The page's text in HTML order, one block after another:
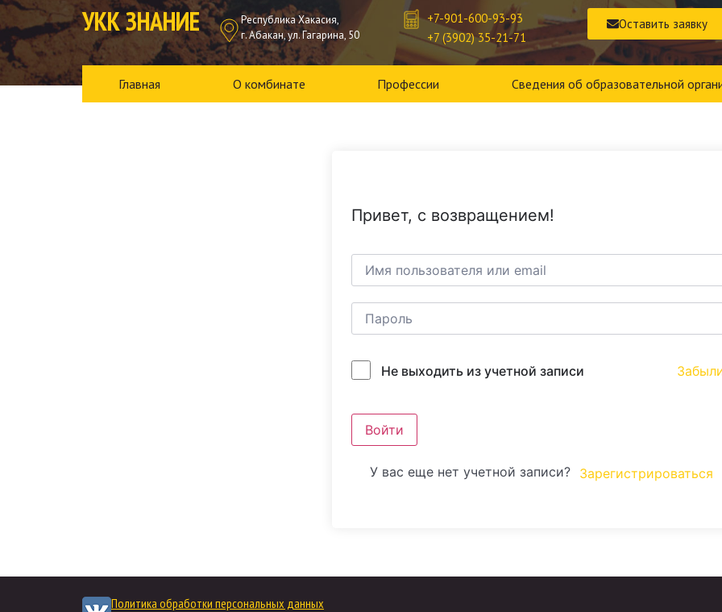
УКК ЗНАНИЕ
Республика Хакасия,
г. Абакан, ул. Гагарина, 50
+7-901-600-93-93
+7 (3902) 35-21-71
Оставить заявку
Главная О комбинате Профессии Сведения об образовательной
Привет, с возвращением!
Не выходить из учетной записи
Войти
У вас еще нет учетной записи? Зарегистрироваться
Политика обработки персональных данных